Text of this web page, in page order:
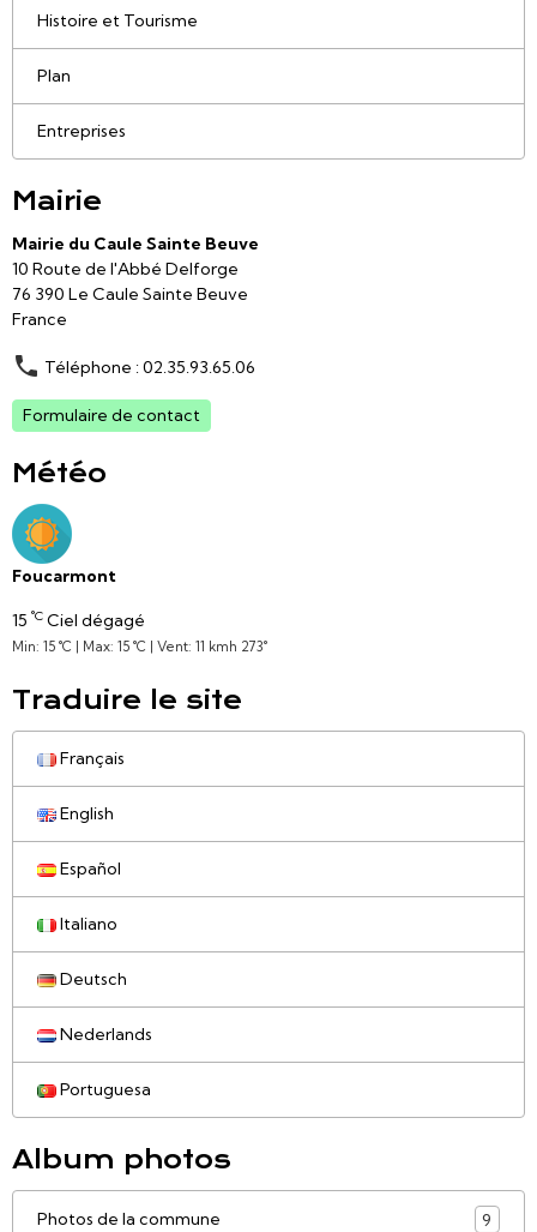
Histoire et Tourisme
Plan
Entreprises
Mairie
Mairie du Caule Sainte Beuve
10 Route de l'Abbé Delforge
76 390 Le Caule Sainte Beuve
France
Téléphone : 02.35.93.65.06
Formulaire de contact
Météo
Foucarmont
15 °C Ciel dégagé
Min: 15 °C | Max: 15 °C | Vent: 11 kmh 273°
Traduire le site
Français
English
Español
Italiano
Deutsch
Nederlands
Portuguesa
Album photos
Photos de la commune 9